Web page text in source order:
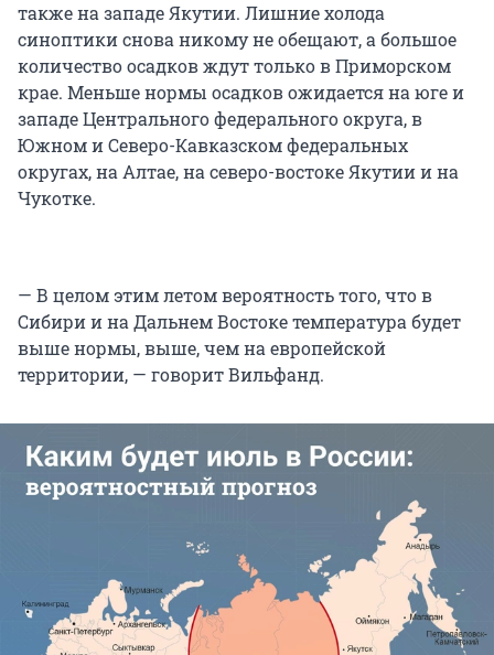
также на западе Якутии. Лишние холода
синоптики снова никому не обещают, а большое
количество осадков ждут только в Приморском
крае. Меньше нормы осадков ожидается на юге и
западе Центрального федерального округа, в
Южном и Северо-Кавказском федеральных
округах, на Алтае, на северо-востоке Якутии и на
Чукотке.
— В целом этим летом вероятность того, что в
Сибири и на Дальнем Востоке температура будет
выше нормы, выше, чем на европейской
территории, — говорит Вильфанд.